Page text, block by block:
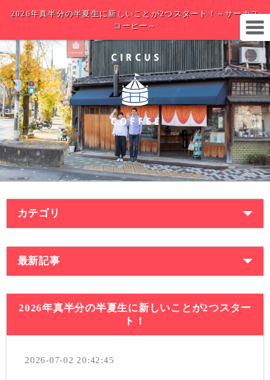
2026年真半分の半夏生に新しいことが2つスタート！～サーカス
コーヒー～
カテゴリ
最新記事
2026年真半分の半夏生に新しいことが2つスター
ト！
2026-07-02 20:42:45